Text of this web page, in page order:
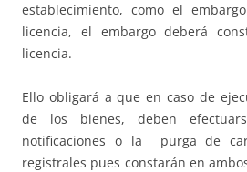
establecimiento, como el
licencia, el embargo deberá
licencia.
Ello obligará a que en caso de
de los bienes, deben
notificaciones o la purga de
registrales pues constarán en